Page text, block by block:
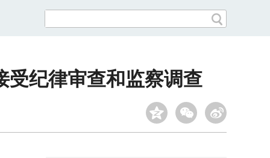
受纪律审查和监察调查